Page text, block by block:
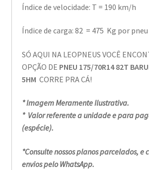
Índice de velocidade: T = 190 km/h
Índice de carga: 82 = 475 Kg por pneu
SÓ AQUI NA LEOPNEUS VOCÊ
OPÇÃO DE PNEU 175/70R14 82T
5HM CORRE PRA CÁ!
* Imagem Meramente Ilustrativa.
* Valor referente a unidade e para
(espécie).
*Consulte nossos planos parcelados, e
envios pelo WhatsApp.